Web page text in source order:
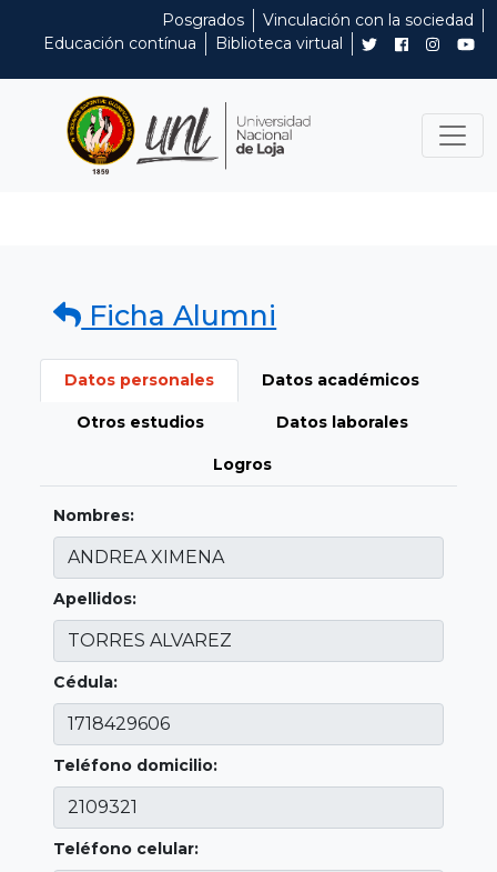
Posgrados
Vinculación con la sociedad
Educación contínua
Biblioteca virtual
Ficha Alumni
Datos personales Datos académicos
Otros estudios Datos laborales
Logros
Nombres:
Apellidos:
Cédula:
Teléfono domicilio:
Teléfono celular: